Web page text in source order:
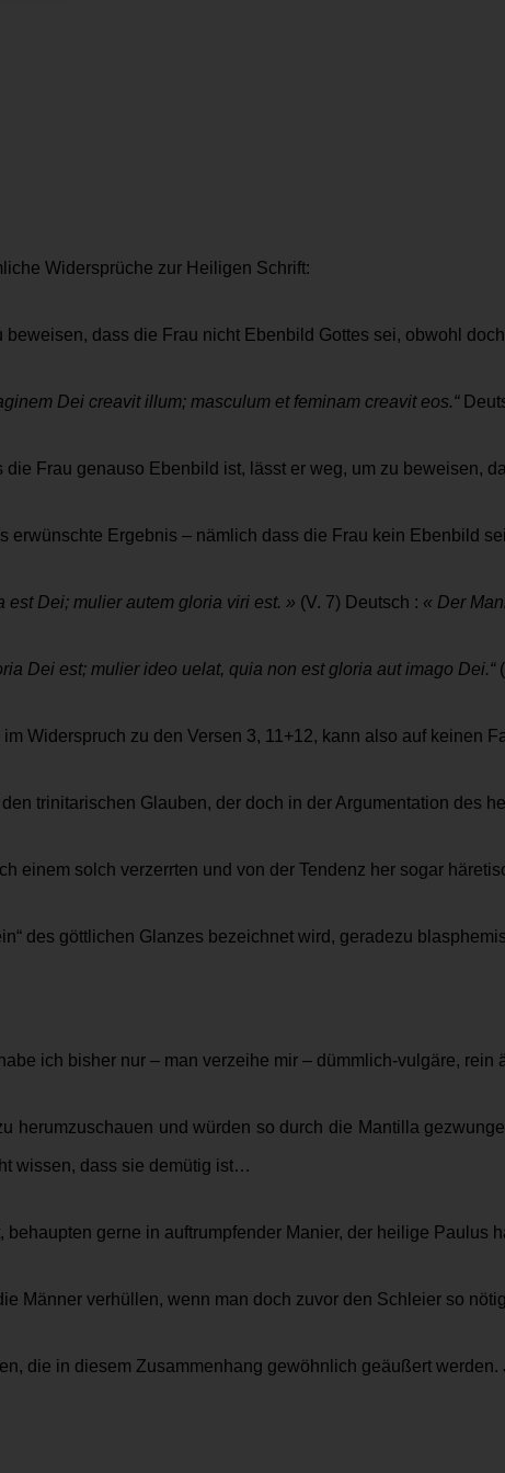
Widersprüche zur Heiligen Schrift:
dass die Frau nicht Ebenbild Gottes sei, obwohl
Dei creavit illum; masculum et feminam creavit eos.“
die Frau genauso Ebenbild ist, lässt er weg, um zu beweisen,
erwünschte Ergebnis – nämlich dass die Frau kein Ebenbild
est Dei; mulier autem gloria viri est. » (V. 7) Deutsch : « Der
Dei est; mulier ideo uelat, quia non est gloria aut imago Dei.“
Widerspruch zu den Versen 3, 11+12, kann also auf
trinitarischen Glauben, der doch in der Argumentation
einem solch verzerrten und von der Tendenz her sogar
des göttlichen Glanzes bezeichnet wird, geradezu
ich bisher nur – man verzeihe mir – dümmlich-vulgäre,
herumzuschauen und würden so durch die Mantilla
wissen, dass sie demütig ist…
gerne in auftrumpfender Manier, der heilige
Männer verhüllen, wenn man doch zuvor den Schleier so
die in diesem Zusammenhang gewöhnlich geäußert